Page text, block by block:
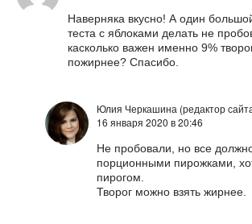
Наверняка вкусно! А один
теста с яблоками делать не
касколько важен именно 9%
пожирнее? Спасибо.
Юлия Черкашина (редактор
16 января 2020 в 20:46
Не пробовали, но все
порционными пирожками,
пирогом.
Творог можно взять жирнее.